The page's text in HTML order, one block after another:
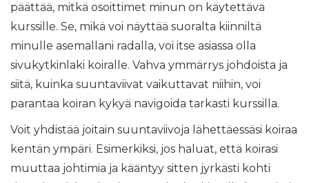
päättää, mitkä osoittimet minun on käytettävä
kurssille. Se, mikä voi näyttää suoralta kiinniltä
minulle asemallani radalla, voi itse asiassa olla
sivukytkinlaki koiralle. Vahva ymmärrys johdoista ja
siitä, kuinka suuntaviivat vaikuttavat niihin, voi
parantaa koiran kykyä navigoida tarkasti kurssilla.
Voit yhdistää joitain suuntaviivoja lähettäessäsi koiraa
kentän ympäri. Esimerkiksi, jos haluat, että koirasi
muuttaa johtimia ja kääntyy sitten jyrkästi kohti